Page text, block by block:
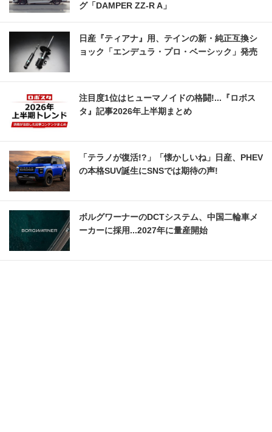
グ「DAMPER ZZ-R A」
日産『ティアナ』用、テインの新・純正互換シ
ョック「エンデュラ・プロ・ベーシック」発売
注目度1位はヒューマノイドの格闘!...『ロボス
タ』記事2026年上半期まとめ
「テラノが復活!?」「懐かしいね」日産、PHEV
の本格SUV誕生にSNSでは期待の声!
ボルグワーナーのDCTシステム、中国二輪車メ
ーカーに採用...2027年に量産開始